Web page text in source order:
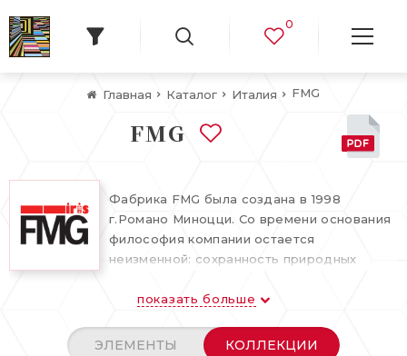
0
Главная Каталог Италия FMG
FMG
Фабрика FMG была создана в 1998
г.Романо Миноцци. Со времени основания
философия компании остается
неизменной: сохранность природных
высококачественного керамогранита,
естественные благородные материалы:
показать больше
ЭЛЕМЕНТЫ КОЛЛЕКЦИИ